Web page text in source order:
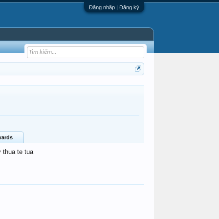
Đăng nhập | Đăng ký
thua te tua